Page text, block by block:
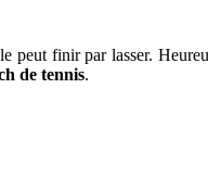
peut finir par lasser.
de tennis.